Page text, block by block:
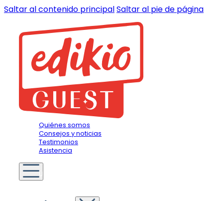
Saltar al contenido principalSaltar al pie de página
Quiénes somos
Consejos y noticias
Testimonios
Asistencia
Usted es